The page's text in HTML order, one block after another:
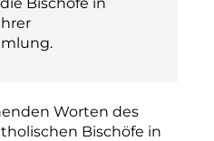
Worten des
Bischöfe in